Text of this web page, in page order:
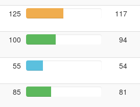
125 117
100 94
55 54
85 81